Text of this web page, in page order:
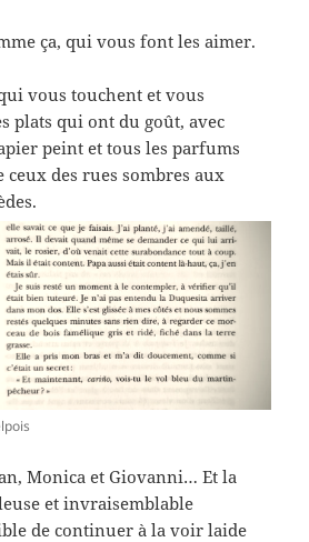
ça, qui vous font les aimer.
vous touchent et vous
plats qui ont du goût, avec
peint et tous les parfums
ceux des rues sombres aux
Monica et Giovanni… Et la
et invraisemblable
de continuer à la voir laide